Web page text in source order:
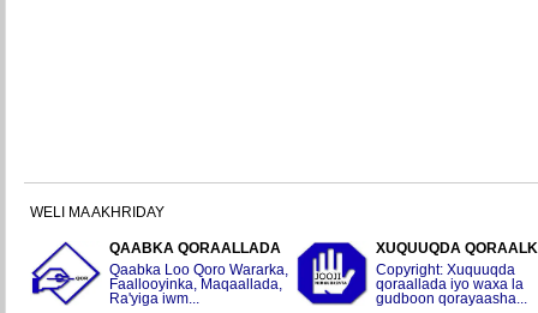
WELI MA AKHRIDAY
QAABKA QORAALLADA
Qaabka Loo Qoro Wararka,
Faallooyinka, Maqaallada,
Ra'yiga iwm...
XUQUUQDA
Copyright: Xuquuqda
qoraallada iyo waxa la
gudboon qorayaasha...